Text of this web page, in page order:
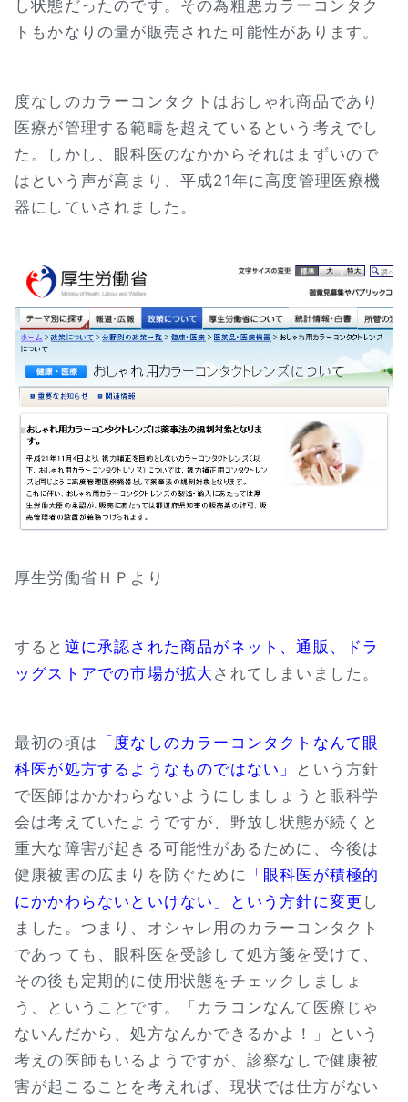
し状態だったのです。その為粗悪カラーコンタク
トもかなりの量が販売された可能性があります。
度なしのカラーコンタクトはおしゃれ商品であり
医療が管理する範疇を超えているという考えでし
た。しかし、眼科医のなかからそれはまずいので
はという声が高まり、平成21年に高度管理医療機
器にしていされました。
厚生労働省ＨＰより
すると 逆に承認された商品がネット、通販、ドラ
ッグストアでの市場が拡大 されてしまいました。
最初の頃は 「度なしのカラーコンタクトなんて眼
科医が処方するようなものではない」
という方針
で医師はかかわらないようにしましょうと眼科学
会は考えていたようですが、野放し状態が続くと
重大な障害が起きる可能性があるために、今後は
健康被害の広まりを防ぐために
「眼科医が積極的
にかかわらないといけない」という方針に変更 し
ました。つまり、オシャレ用のカラーコンタクト
であっても、眼科医を受診して処方箋を受けて、
その後も定期的に使用状態をチェックしましょ
う、ということです。「カラコンなんて医療じゃ
ないんだから、処方なんかできるかよ！」という
考えの医師もいるようですが、診察なしで健康被
害が起こることを考えれば、現状では仕方がない